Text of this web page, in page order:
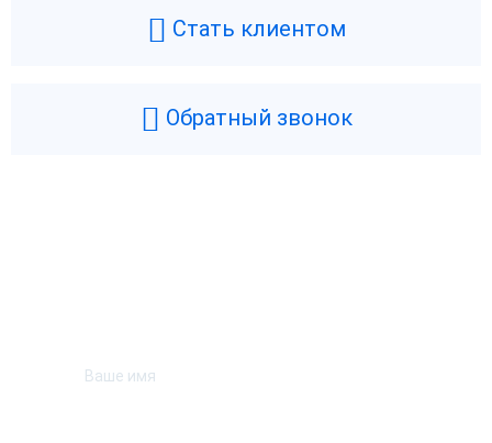
Стать клиентом
Обратный звонок